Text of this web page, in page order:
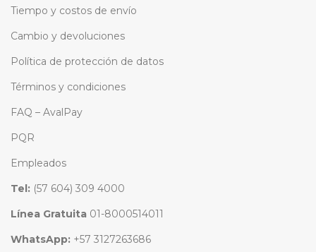
Tiempo y costos de envío
Cambio y devoluciones
Política de protección de datos
Términos y condiciones
FAQ – AvalPay
PQR
Empleados
Tel: (57 604) 309 4000
Línea Gratuita 01-8000514011
WhatsApp: +57 3127263686